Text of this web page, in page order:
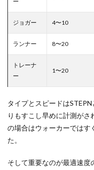
ジョガー 4〜10
ランナー 8〜20
トレーナ
ー
1〜20
タイプとスピードは
りもすこし早めに計測が
の場合はウォーカーではす
た。
そして重要なのが最適速